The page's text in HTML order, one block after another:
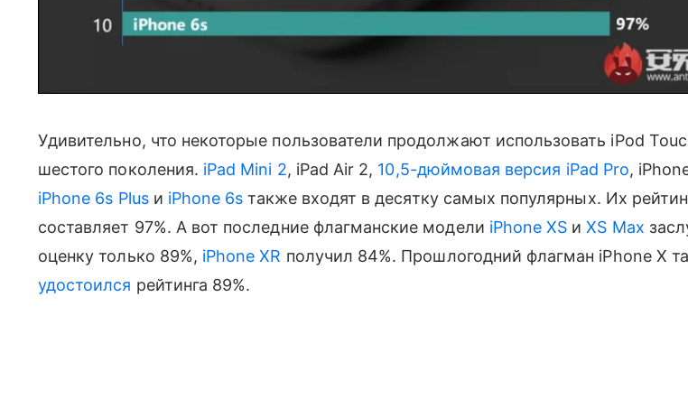
Удивительно, что некоторые пользователи продолжают использовать iPod
шестого поколения. iPad Mini 2, iPad Air 2, 10,5-дюймовая версия iPad Pro,
iPhone 6s Plusи iPhone 6s также входят в десятку самых популярных. Их
составляет 97%. А вот последние флагманские модели iPhone XS иXS Max
оценку только 89%, iPhone XR получил 84%. Прошлогодний флагман iPhone X
удостоился рейтинга 89%.